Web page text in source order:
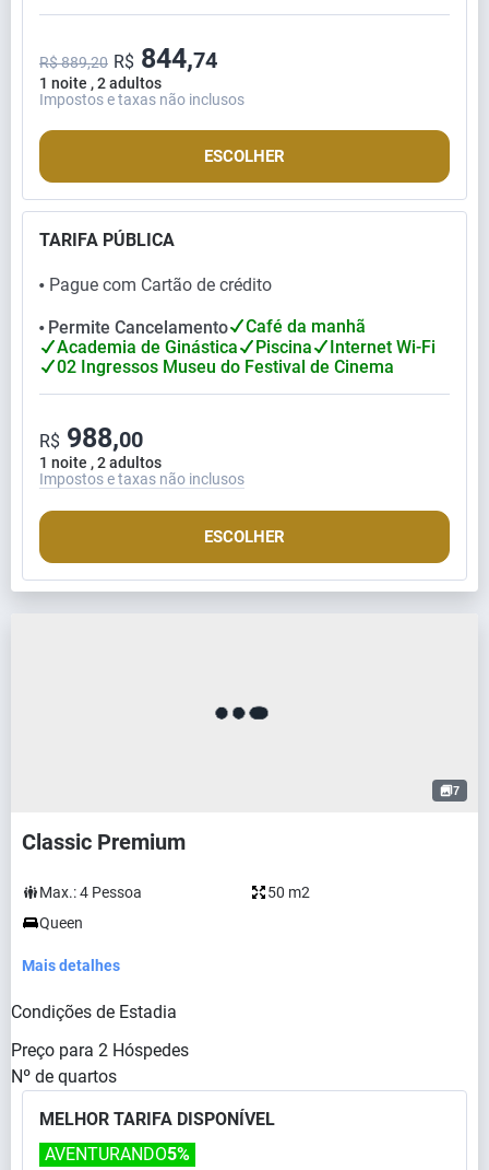
1 noite , 2 adultos
R$ 889,20 R$ 844,74
Impostos e taxas não inclusos
ESCOLHER
TARIFA PÚBLICA
⬤ Pague com Cartão de crédito
⬤ Permite Cancelamento
Café da manhã
Academia de Ginástica
Piscina
Internet Wi-Fi
02 Ingressos Museu do Festival de Cinema
1 noite , 2 adultos
R$ 988,00
Impostos e taxas não inclusos
ESCOLHER
7
Classic Premium
Max.:4 Pessoa
50 m2
Queen
Mais detalhes
Condições de Estadia
Preço para 2 Hóspedes
Nº de quartos
MELHOR TARIFA DISPONÍVEL
AVENTURANDO5%